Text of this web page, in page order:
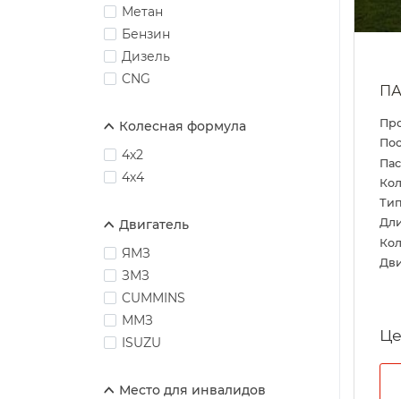
Метан
Бензин
Дизель
CNG
Колесная формула
4х2
4х4
Двигатель
ЯМЗ
ЗМЗ
CUMMINS
ММЗ
ISUZU
Место для инвалидов